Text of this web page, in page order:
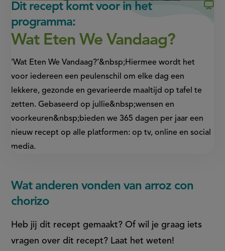
Dit recept komt voor in het
programma:
Wat Eten We Vandaag?
‘Wat Eten We Vandaag?’&nbsp;Hiermee wordt het
voor iedereen een peulenschil om elke dag een
lekkere, gezonde en gevarieerde maaltijd op tafel te
zetten. Gebaseerd op jullie&nbsp;wensen en
voorkeuren&nbsp;bieden we 365 dagen per jaar een
nieuw recept op alle platformen: op tv, online en social
media.
Wat anderen vonden van arroz con
chorizo
Heb jij dit recept gemaakt? Of wil je graag iets
vragen over dit recept? Laat het weten!